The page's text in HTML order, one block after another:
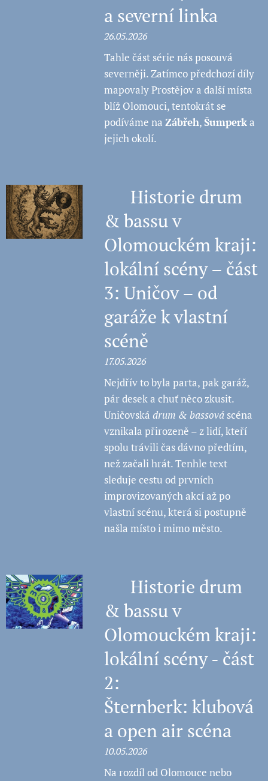
a severní linka
26.05.2026
Tahle část série nás posouvá
severněji. Zatímco předchozí díly
mapovaly Prostějov a další místa
blíž Olomouci, tentokrát se
podíváme naZábřeh,Šumperka
jejich okolí.
🧠 Historie drum
& bassu v
Olomouckém kraji:
lokální scény – část
3: Uničov – od
garáže k vlastní
scéně
17.05.2026
Nejdřív to byla parta, pak garáž,
pár desek a chuť něco zkusit.
Uničovskádrum & bassová scéna
vznikala přirozeně – z lidí, kteří
spolu trávili čas dávno předtím,
než začali hrát. Tenhle text
sleduje cestu od prvních
improvizovaných akcí až po
vlastní scénu, která si postupně
našla místo i mimo město.
🧠 Historie drum
& bassu v
Olomouckém kraji:
lokální scény - část
2:
Šternberk: klubová
a open air scéna
10.05.2026
Na rozdíl od Olomouce nebo